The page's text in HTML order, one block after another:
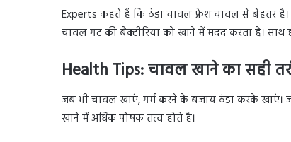
Experts कहते हैं कि ठंडा चावल फ्रेश चावल से बेहतर है।
चावल गट की बैक्टीरिया को खाने में मदद करता है।
Health Tips: चावल खाने का सही
जब भी चावल खाएं, गर्म करने के बजाय ठंडा करके
खाने में अधिक पोषक तत्व होते हैं।